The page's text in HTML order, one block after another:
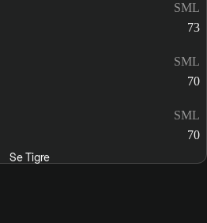
SML
73
SML
70
SML
70
Se Tigre